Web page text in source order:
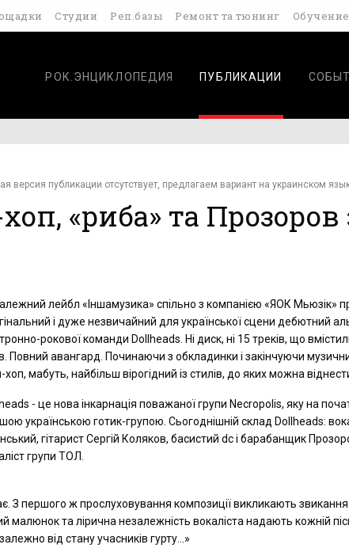
Студии Реп.базы Ремонт та тюнинг Обучение
РОК.ЭНЦИКЛОПЕДИЯ ПУБЛИКАЦИИ
версия публикации отсутствует, предлагаем вариант на украинском
«риба» та Прозоров
лейбл «Іншамузика» спільно з компанією «ЯОК Мьюзік»
і дуже незвичайний для української сцени дебютний
рокової команди Dollheads. Ні диск, ні 15 треків, що
Повний авангард. Починаючи з обкладинки і закінчуючи
хоп, мабуть, найбільш вірогідний із стилів, до яких можна
- це нова інкарнація поважаної групи Necropolis, яку на
українською готик-групою. Сьогоднішній склад Dollheads:
гітарист Сергій Коляков, басистий dc і барабанщик
групи ТОЛ.
З першого ж прослуховування композиції викликають
малюнок та лірична незалежність вокаліста надають кожній
від стану учасників гурту…»